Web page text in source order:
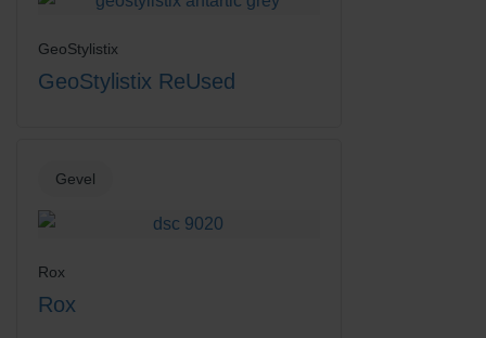
GeoStylistix
GeoStylistix ReUsed
Gevel
Rox
Rox